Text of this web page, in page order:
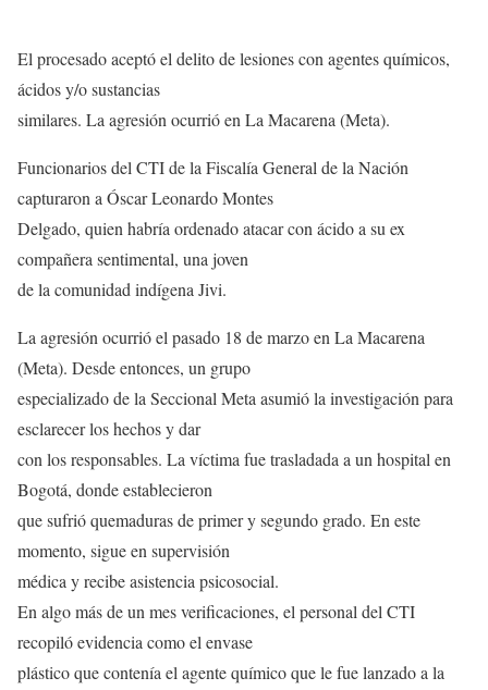
El procesado aceptó el delito de lesiones con agentes químicos,
ácidos y/o sustancias
similares. La agresión ocurrió en La Macarena (Meta).
Funcionarios del CTI de la Fiscalía General de la Nación
capturaron a Óscar Leonardo Montes
Delgado, quien habría ordenado atacar con ácido a su ex
compañera sentimental, una joven
de la comunidad indígena Jivi.
La agresión ocurrió el pasado 18 de marzo en La Macarena
(Meta). Desde entonces, un grupo
especializado de la Seccional Meta asumió la investigación para
esclarecer los hechos y dar
con los responsables. La víctima fue trasladada a un hospital en
Bogotá, donde establecieron
que sufrió quemaduras de primer y segundo grado. En este
momento, sigue en supervisión
médica y recibe asistencia psicosocial.
En algo más de un mes verificaciones, el personal del CTI
recopiló evidencia como el envase
plástico que contenía el agente químico que le fue lanzado a la